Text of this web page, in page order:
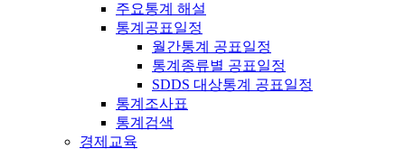
주요통계 해설
통계공표일정
월간통계 공표일정
통계종류별 공표일정
SDDS 대상통계 공표일정
통계조사표
통계검색
경제교육